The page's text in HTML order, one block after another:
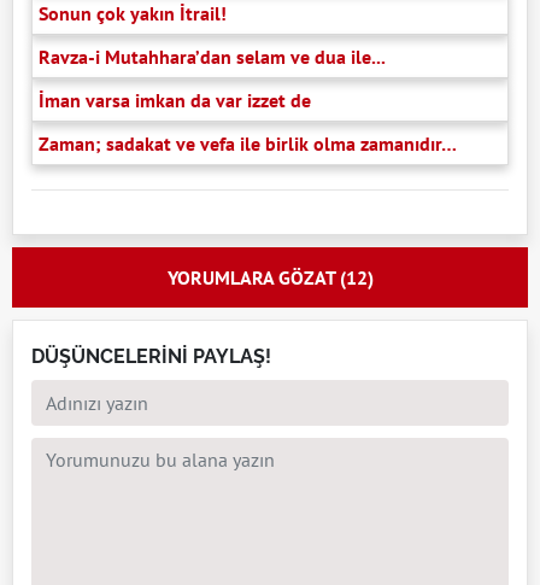
Sonun çok yakın İtrail!
Ravza-i Mutahhara’dan selam ve dua ile...
İman varsa imkan da var izzet de
Zaman; sadakat ve vefa ile birlik olma zamanıdır…
YORUMLARA GÖZAT (12)
DÜŞÜNCELERİNİ PAYLAŞ!